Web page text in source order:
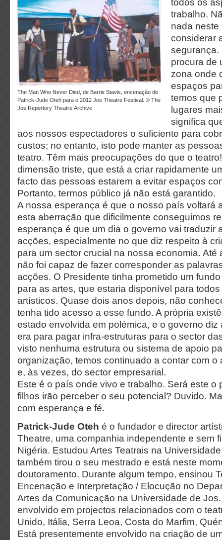
The Man Who Never Died, de Barrie Stavis, encenação de
Patrick-Jude Oteh para o 2012 Jos Theatre Festival. © The
Jos Repertory Theatre Archive
todos os
trabalho.
nada neste
considerar
segurança.
procura de
zona onde
espaços
temos que
lugares
significa
aos nossos espectadores o suficiente para
custos; no entanto, isto pode manter as
teatro. Têm mais preocupações do que o
dimensão triste, que está a criar rapidamente
facto das pessoas estarem a evitar espaços
Portanto, termos público já não está garantido.
A nossa esperança é que o nosso país voltará
esta aberração que dificilmente conseguimos
esperança é que um dia o governo vai traduzir
acções, especialmente no que diz respeito à
para um sector crucial na nossa economia. Até
não foi capaz de fazer corresponder as
acções. O Presidente tinha prometido um
para as artes, que estaria disponível para
artísticos. Quase dois anos depois, não
tenha tido acesso a esse fundo. A própria
estado envolvida em polémica, e o governo diz
era para pagar infra-estruturas para o sector
visto nenhuma estrutura ou sistema de apoio
organização, temos continuado a contar com o
e, às vezes, do sector empresarial.
Este é o país onde vivo e trabalho. Será este o
filhos irão perceber o seu potencial? Duvido.
com esperança e fé.
Patrick-Jude Oteh é o fundador e director
Theatre, uma companhia independente e sem
Nigéria. Estudou Artes Teatrais na
também tirou o seu mestrado e está neste
doutoramento. Durante algum tempo, ensinou
Encenação e Interpretação / Elocução no
Artes da Comunicação na Universidade de
envolvido em projectos relacionados com o
Unido, Itália, Serra Leoa, Costa do Marfim,
Está presentemente envolvido na criação de